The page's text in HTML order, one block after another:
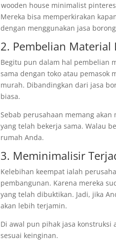
wooden house minimalist
Mereka bisa memperkirakan
dengan menggunakan jasa
2. Pembelian Material
Begitu pun dalam hal pembelian
sama dengan toko atau
murah. Dibandingkan dari jasa
biasa.
Sebab perusahaan memang
yang telah bekerja sama. Walau
rumah Anda.
3. Meminimalisir
Kelebihan keempat ialah
pembangunan. Karena mereka
yang telah dibuktikan. Jadi, jika
akan lebih terjamin.
Di awal pun pihak jasa
sesuai keinginan.